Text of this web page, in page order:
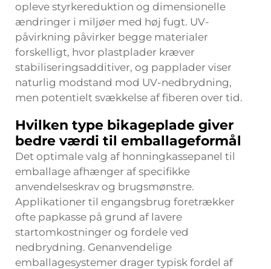
opleve styrkereduktion og dimensionelle
ændringer i miljøer med høj fugt. UV-
påvirkning påvirker begge materialer
forskelligt, hvor plastplader kræver
stabiliseringsadditiver, og papplader viser
naturlig modstand mod UV-nedbrydning,
men potentielt svækkelse af fiberen over tid.
Hvilken type bikageplade giver
bedre værdi til emballageformål
Det optimale valg af honningkassepanel til
emballage afhænger af specifikke
anvendelseskrav og brugsmønstre.
Applikationer til engangsbrug foretrækker
ofte papkasse på grund af lavere
startomkostninger og fordele ved
nedbrydning. Genanvendelige
emballagesystemer drager typisk fordel af